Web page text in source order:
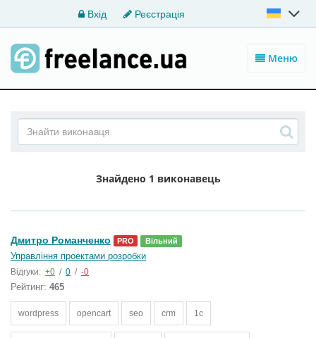
Вхід Реєстрація
Меню
Знайдено 1 виконавець
Дмитро Романченко PRO Вільний
Управління проектами розробки
Відгуки: +0 / 0 / -0
Рейтинг: 465
wordpress opencart seo crm 1c